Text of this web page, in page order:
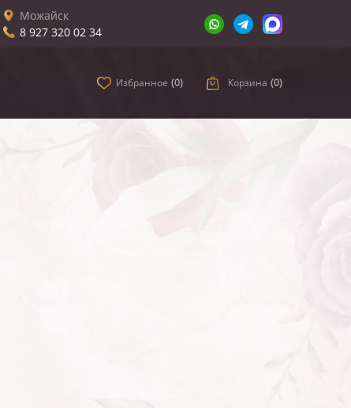
Можайск
8 927 320 02 34
Избранное (0) Корзина (0)